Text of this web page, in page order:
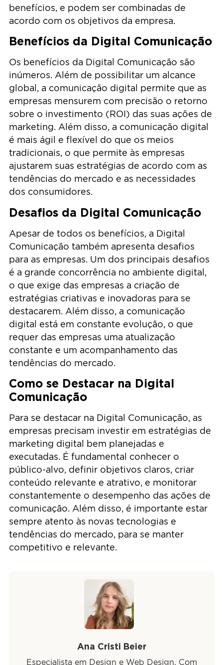
benefícios, e podem ser combinadas de
acordo com os objetivos da empresa.
Benefícios da Digital Comunicação
Os benefícios da Digital Comunicação são
inúmeros. Além de possibilitar um alcance
global, a comunicação digital permite que as
empresas mensurem com precisão o retorno
sobre o investimento (ROI) das suas ações de
marketing. Além disso, a comunicação digital
é mais ágil e flexível do que os meios
tradicionais, o que permite às empresas
ajustarem suas estratégias de acordo com as
tendências do mercado e as necessidades
dos consumidores.
Desafios da Digital Comunicação
Apesar de todos os benefícios, a Digital
Comunicação também apresenta desafios
para as empresas. Um dos principais desafios
é a grande concorrência no ambiente digital,
o que exige das empresas a criação de
estratégias criativas e inovadoras para se
destacarem. Além disso, a comunicação
digital está em constante evolução, o que
requer das empresas uma atualização
constante e um acompanhamento das
tendências do mercado.
Como se Destacar na Digital
Comunicação
Para se destacar na Digital Comunicação, as
empresas precisam investir em estratégias de
marketing digital bem planejadas e
executadas. É fundamental conhecer o
público-alvo, definir objetivos claros, criar
conteúdo relevante e atrativo, e monitorar
constantemente o desempenho das ações de
comunicação. Além disso, é importante estar
sempre atento às novas tecnologias e
tendências do mercado, para se manter
competitivo e relevante.
Ana Cristi Beier
Especialista em Design e Web Design. Com